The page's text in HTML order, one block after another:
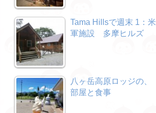
Tama Hillsで週末 1：米
軍施設 多摩ヒルズ
八ヶ岳高原ロッジの、
部屋と食事